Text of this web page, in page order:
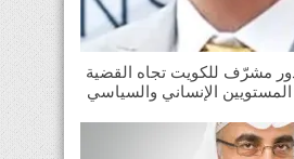
دور مشرّف للكويت تجاه القضية
الإنساني والسياسي